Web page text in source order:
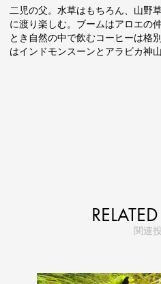
二児の父。水草はもちろん、山野
に渡り楽しむ。ブームはアロエの
とき自然の中で飲むコーヒーは格
はインドモンスーンとアラビカ神山
関連